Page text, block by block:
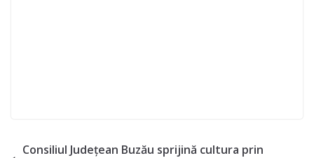
Consiliul Județean Buzău sprijină cultura prin